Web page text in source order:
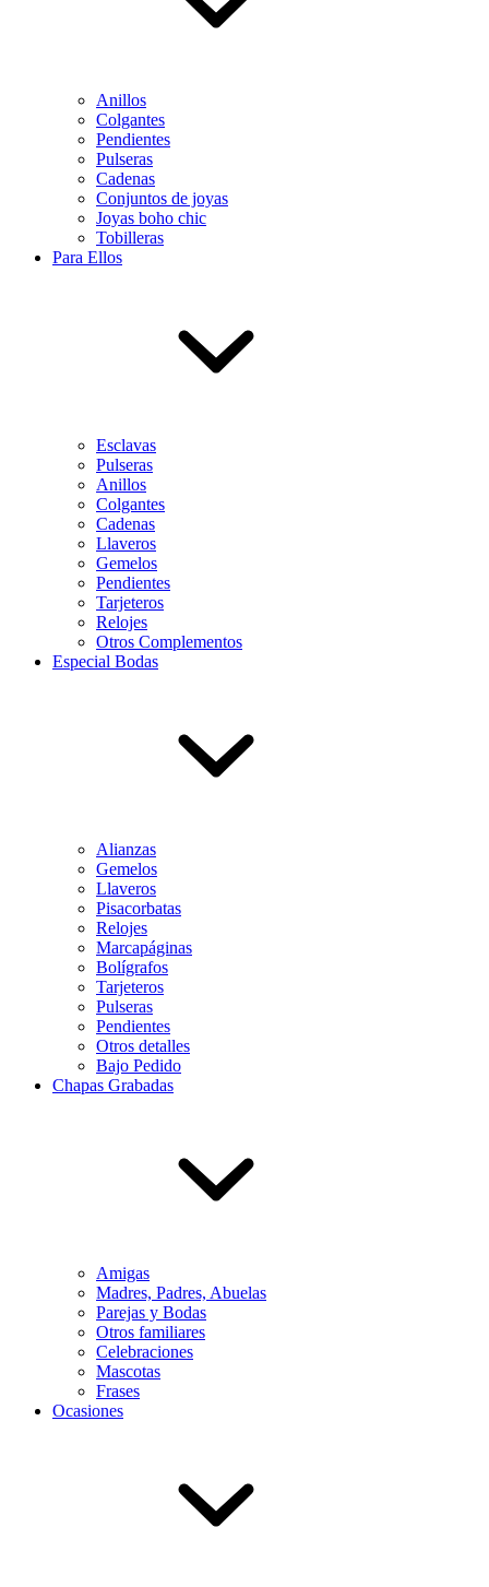
Anillos
Colgantes
Pendientes
Pulseras
Cadenas
Conjuntos de joyas
Joyas boho chic
Tobilleras
Para Ellos
Esclavas
Pulseras
Anillos
Colgantes
Cadenas
Llaveros
Gemelos
Pendientes
Tarjeteros
Relojes
Otros Complementos
Especial Bodas
Alianzas
Gemelos
Llaveros
Pisacorbatas
Relojes
Marcapáginas
Bolígrafos
Tarjeteros
Pulseras
Pendientes
Otros detalles
Bajo Pedido
Chapas Grabadas
Amigas
Madres, Padres, Abuelas
Parejas y Bodas
Otros familiares
Celebraciones
Mascotas
Frases
Ocasiones